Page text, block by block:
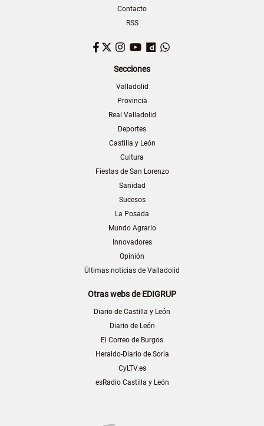
Contacto
RSS
Facebook
TwitterInstagram
YouTubeDailymotion
Secciones
Valladolid
Provincia
Real Valladolid
Deportes
Castilla y León
Cultura
Fiestas de San Lorenzo
Sanidad
Sucesos
La Posada
Mundo Agrario
Innovadores
Opinión
Últimas noticias de Valladolid
Otras webs de EDIGRUP
Diario de Castilla y León
Diario de León
El Correo de Burgos
Heraldo-Diario de Soria
CyLTV.es
esRadio Castilla y León